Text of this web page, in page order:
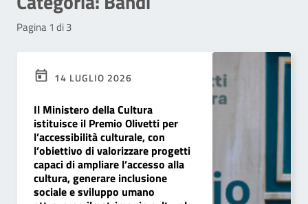
Pagina 1 di 3
14 LUGLIO 2026
Il Ministero della Cultura
istituisce il Premio Olivetti per
l’accessibilità culturale, con
l’obiettivo di valorizzare progetti
capaci di ampliare l’accesso alla
cultura, generare inclusione
sociale e sviluppo umano